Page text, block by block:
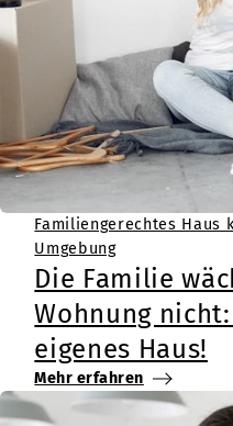
Familiengerechtes Haus
Umgebung
Die Familie
Wohnung
eigenes Haus!
Mehr erfahren